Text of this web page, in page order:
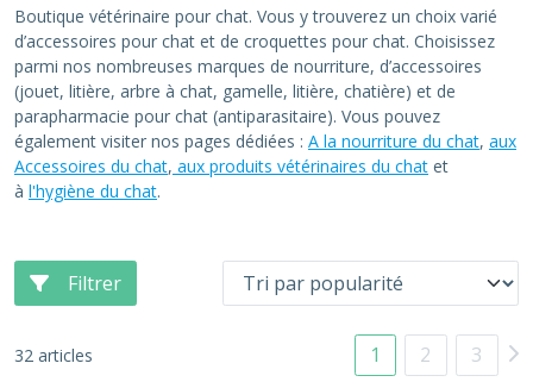
Boutique vétérinaire pour chat. Vous y trouverez un choix varié
d’accessoires pour chat et de croquettes pour chat. Choisissez
parmi nos nombreuses marques de nourriture, d’accessoires
(jouet, litière, arbre à chat, gamelle, litière, chatière) et de
parapharmacie pour chat (antiparasitaire). Vous pouvez
également visiter nos pages dédiées : A la nourriture du chat, aux
Accessoires du chat, aux produits vétérinaires du chat et
à l'hygiène du chat.
Filtrer
32 articles 1 2 3